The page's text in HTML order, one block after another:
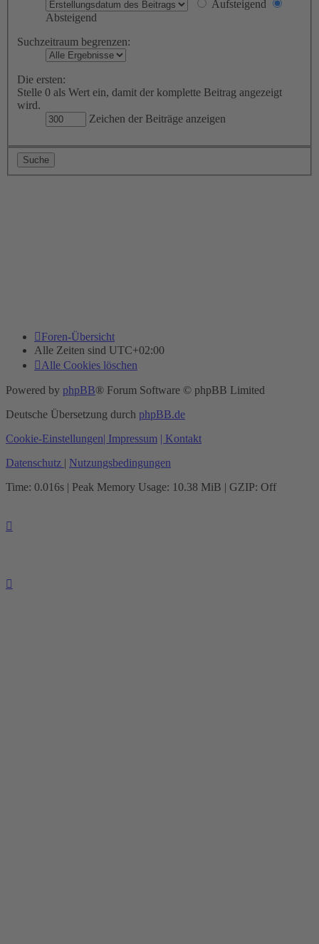
Aufsteigend
Absteigend
Suchzeitraum begrenzen:
Die ersten:
Stelle 0 als Wert ein, damit der komplette Beitrag angezeigt
wird.
Zeichen der Beiträge anzeigen
Foren-Übersicht
Alle Zeiten sind UTC+02:00
Alle Cookies löschen
Powered by phpBB® Forum Software © phpBB Limited
Deutsche Übersetzung durch phpBB.de
Cookie-Einstellungen| Impressum | Kontakt
Datenschutz | Nutzungsbedingungen
Time: 0.016s | Peak Memory Usage: 10.38 MiB | GZIP: Off